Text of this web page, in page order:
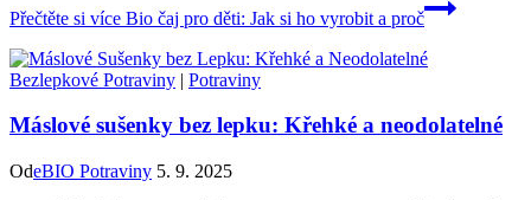
Přečtěte si více Bio čaj pro děti: Jak si ho vyrobit a proč
Bezlepkové Potraviny | Potraviny
Máslové sušenky bez lepku: Křehké a neodolatelné
OdeBIO Potraviny 5. 9. 2025